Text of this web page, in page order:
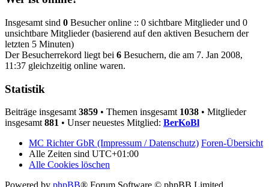
Insgesamt sind 0 Besucher online :: 0 sichtbare Mitglieder und 0
unsichtbare Mitglieder (basierend auf den aktiven Besuchern der
letzten 5 Minuten)
Der Besucherrekord liegt bei 6 Besuchern, die am 7. Jan 2008,
11:37 gleichzeitig online waren.
Statistik
Beiträge insgesamt 3859 • Themen insgesamt 1038 • Mitglieder
insgesamt 881 • Unser neuestes Mitglied: BerKoBl
MC Richter GbR (Impressum / Datenschutz) Foren-Übersicht
Alle Zeiten sind UTC+01:00
Alle Cookies löschen